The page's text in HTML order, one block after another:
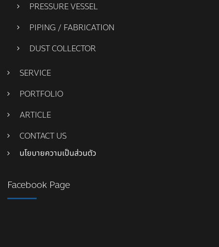
PRESSURE VESSEL
PIPING / FABRICATION
DUST COLLECTOR
SERVICE
PORTFOLIO
ARTICLE
CONTACT US
นโยบายความเป็นส่วนตัว
Facebook Page